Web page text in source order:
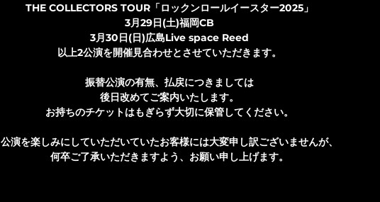
THE COLLECTORS TOUR「ロックンロールイースター2025」
3月29日(土)福岡CB
3月30日(日)広島Live space Reed
以上2公演を開催見合わせとさせていただきます。
振替公演の有無、払戻につきましては
後日改めてご案内いたします。
お持ちのチケットはもぎらず大切に保管してください。
公演を楽しみにしていただいていたお客様には大変申し訳ございませんが、
何卒ご了承いただきますよう、お願い申し上げます。